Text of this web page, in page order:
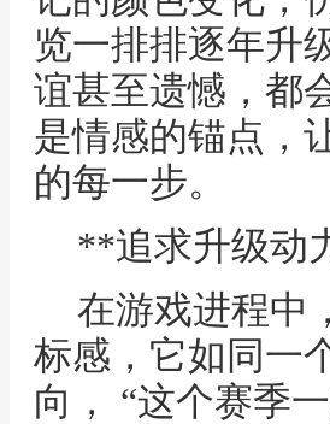
览一排排逐年升
谊甚至遗憾，都
是情感的锚点，
的每一步。
**追求升级动
在游戏进程中
标感，它如同一
向， “这个赛季